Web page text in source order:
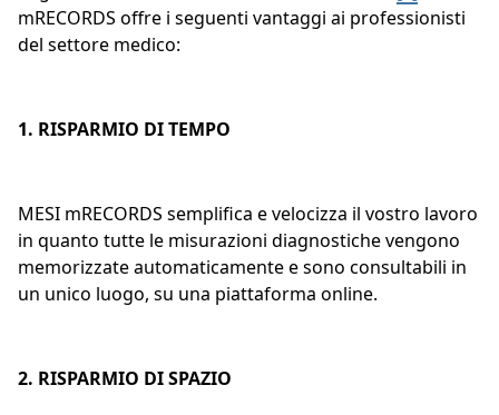
mRECORDS offre i seguenti vantaggi ai professionisti
del settore medico:
1. RISPARMIO DI TEMPO
MESI mRECORDS semplifica e velocizza il vostro lavoro
in quanto tutte le misurazioni diagnostiche vengono
memorizzate automaticamente e sono consultabili in
un unico luogo, su una piattaforma online.
2. RISPARMIO DI SPAZIO